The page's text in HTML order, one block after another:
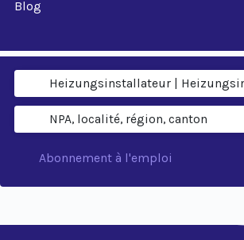
Blog
Abonnement à l'emploi